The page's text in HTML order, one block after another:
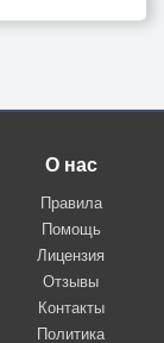
О нас
Правила
Помощь
Лицензия
Отзывы
Контакты
Политика